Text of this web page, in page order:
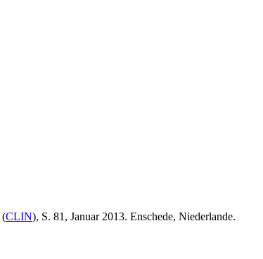
(CLIN), S. 81, Januar 2013. Enschede, Niederlande.